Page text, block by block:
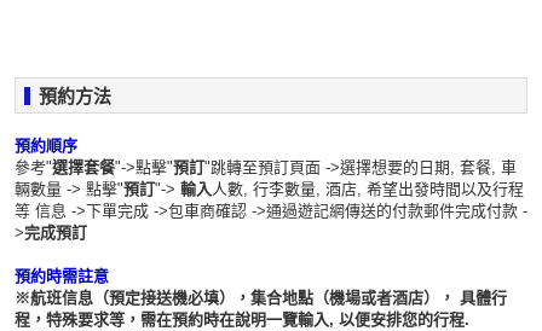
預約方法
預約順序
參考"選擇套餐"->點擊"預訂"跳轉至預訂頁面 ->選擇想要的日期, 套餐, 車
輛數量 -> 點擊"預訂"-> 輸入人數, 行李數量, 酒店, 希望出發時間以及行程
等 信息 ->下單完成 ->包車商確認 ->通過遊記網傳送的付款郵件完成付款 -
>完成預訂
預約時需註意
※航班信息（預定接送機必填），集合地點（機場或者酒店）， 具體行
程，特殊要求等，需在預約時在說明一覽輸入, 以便安排您的行程.